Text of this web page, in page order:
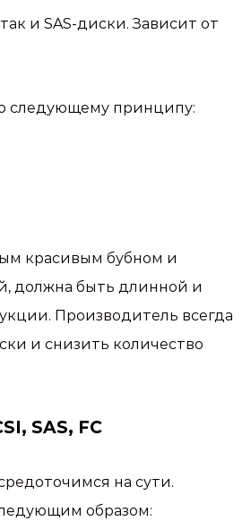
и SAS-диски. Зависит от
следующему принципу:
красивым бубном и
должна быть длинной и
Производитель всегда
и снизить количество
SAS, FC
на сути.
образом: